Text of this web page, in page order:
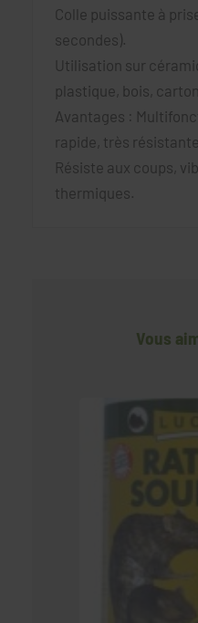
Colle puissante à
secondes).
Utilisation sur
plastique, bois,
Avantages :
rapide, très
Résiste aux coups,
thermiques.
Vous